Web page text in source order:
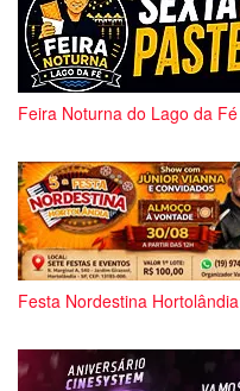
Feira Noturna do Lago da Fé
Festa Nordestina Hortolândia